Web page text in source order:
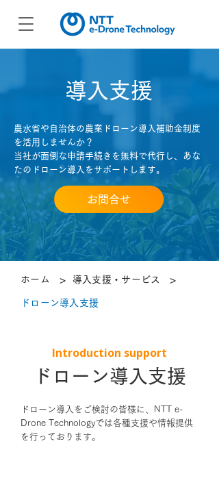
導入支援
農水省や自治体の農業ドローン導入補助金制度
を活用しませんか？
当社が面倒な申請手続きを無料で代行し、あな
たのドローン導入をサポートします。
お問合せ
ホーム > 導入支援・サービス >
ドローン導入支援
Introduction support
ドローン導入支援
​ドローン導入をご検討の皆様に、NTT e-
Drone Technologyでは各種支援や情報提供
を行っております。